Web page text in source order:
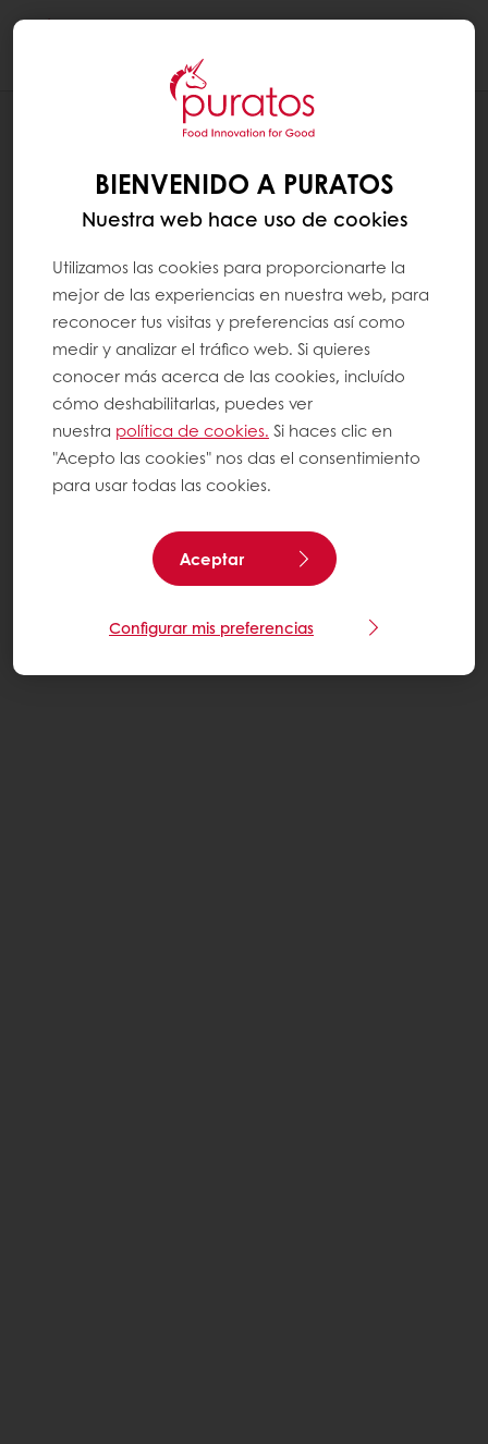
BLANCOBIENVENIDO A PURATOS
Nuestra web hace uso de cookies
Utilizamos las cookies para proporcionarte la
mejor de las experiencias en nuestra web, para
reconocer tus visitas y preferencias así como
medir y analizar el tráfico web. Si quieres
conocer más acerca de las cookies, incluído
cómo deshabilitarlas, puedes ver
nuestra política de cookies. Si haces clic en
"Acepto las cookies" nos das el consentimiento
para usar todas las cookies.
Aceptar
Configurar mis preferencias